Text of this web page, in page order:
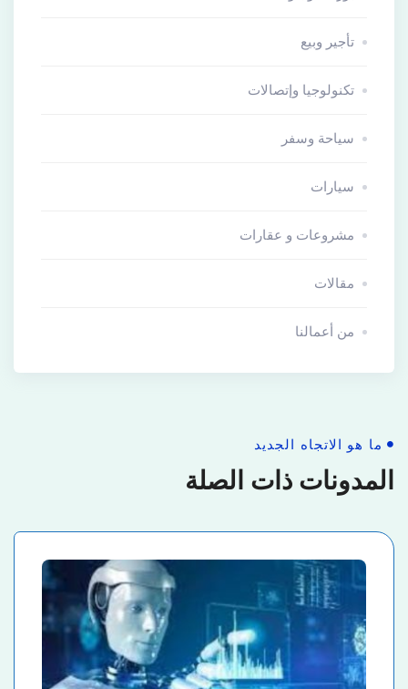
تأجير وبيع
تكنولوجيا وإتصالات
سياحة وسفر
سيارات
مشروعات و عقارات
مقالات
من أعمالنا
ما هو الاتجاه الجديد
المدونات ذات الصلة